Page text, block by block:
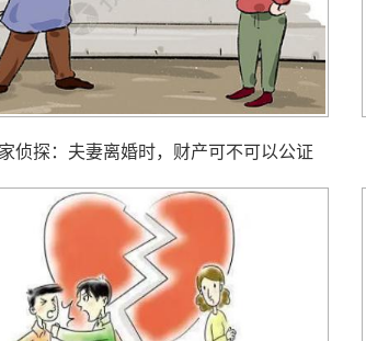
侦探： 夫妻离婚时，财产可不可以公证